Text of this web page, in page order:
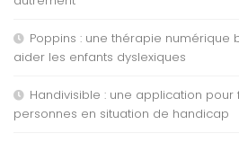
Poppins : une thérapie
aider les enfants dyslexiques
Handivisible : une application pour
personnes en situation de handicap